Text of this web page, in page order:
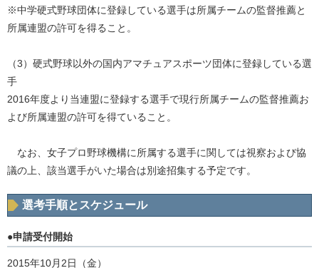
※中学硬式野球団体に登録している選手は所属チームの監督推薦と
所属連盟の許可を得ること。
（3）硬式野球以外の国内アマチュアスポーツ団体に登録している選
手
2016年度より当連盟に登録する選手で現行所属チームの監督推薦お
よび所属連盟の許可を得ていること。
なお、女子プロ野球機構に所属する選手に関しては視察および協
議の上、該当選手がいた場合は別途招集する予定です。
選考手順とスケジュール
●申請受付開始
2015年10月2日（金）